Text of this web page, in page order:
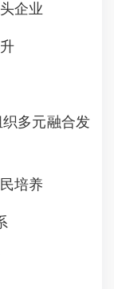
企业
多元融合发
培养